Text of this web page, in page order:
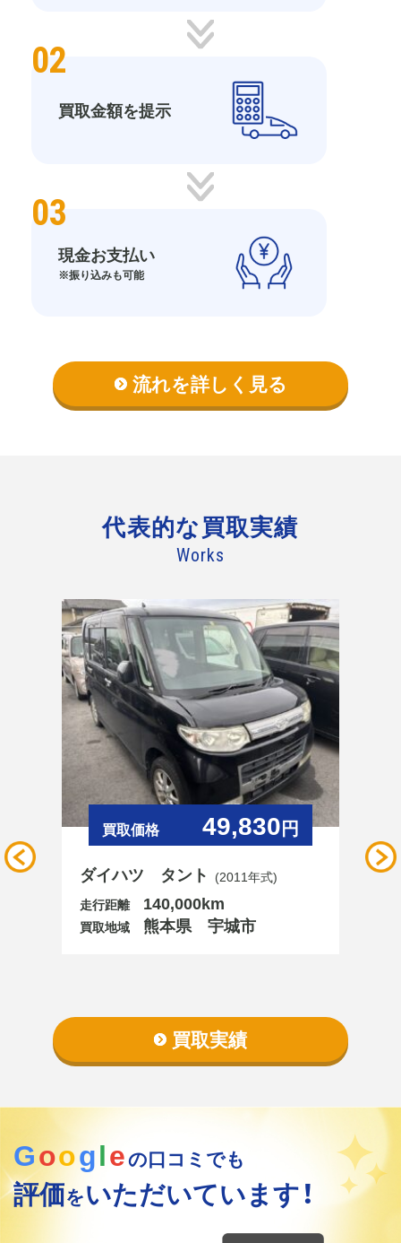
02
買取金額を提示
03
現金お支払い
※振り込みも可能
流れを詳しく見る
代表的な買取実績
Works
買取価格 49,830円
ダイハツ タント (2011年式)
走行距離
140,000km
買取地域 熊本県 宇城市
買取実績
Googleの口コミでも
評価をいただいています！